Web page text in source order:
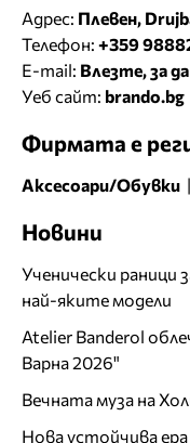
Адрес: Плевен,
Телефон: +359
E-mail: Влезте, за
Уеб сайт: brando.bg
Фирмата е
Аксесоари/Обувки |
Новини
Ученически раници
най-яките модели
Atelier Banderol
Варна 2026"
Вечната муза на
Нова устойчива